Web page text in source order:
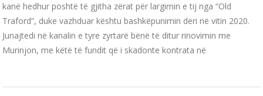
kanë hedhur poshtë të gjitha zërat për largimin e tij nga “Old
Traford”, duke vazhduar kështu bashkëpunimin deri në vitin 2020.
Junajtedi në kanalin e tyre zyrtarë bënë të ditur rinovimin me
Murinjon, me këtë të fundit që i skadonte kontrata në